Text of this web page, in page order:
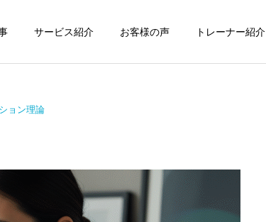
サービス紹介 お客様の声 トレーナー紹介
レーニ
トレーナーの選
パーソナルトレーニ
ング
勝どきでキックボクシング
ョン理論